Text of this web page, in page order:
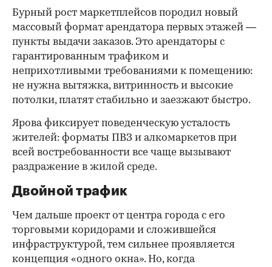
Бурный рост маркетплейсов породил новый
массовый формат арендатора первых этажей —
пункты выдачи заказов. Это арендаторы с
гарантированным трафиком и
неприхотливыми требованиями к помещению:
не нужна вытяжка, витринность и высокие
потолки, платят стабильно и заезжают быстро.
Ярова фиксирует поведенческую усталость
жителей: форматы ПВЗ и алкомаркетов при
всей востребованности все чаще вызывают
раздражение в жилой среде.
Двойной трафик
Чем дальше проект от центра города с его
торговыми коридорами и сложившейся
инфраструктурой, тем сильнее проявляется
концепция «одного окна». Но, когда